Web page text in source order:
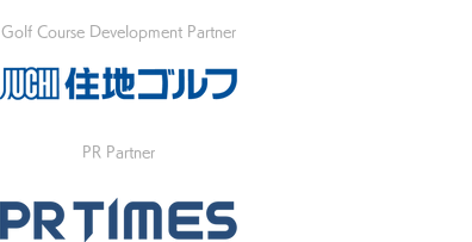
Golf Course Development Partner
PR Partner